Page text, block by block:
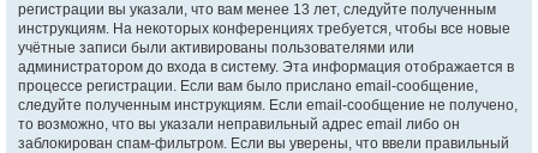
регистрации вы указали, что вам менее 13 лет, следуйте полученным
инструкциям. На некоторых конференциях требуется, чтобы все новые
учётные записи были активированы пользователями или
администратором до входа в систему. Эта информация отображается в
процессе регистрации. Если вам было прислано email-сообщение,
следуйте полученным инструкциям. Если email-сообщение не получено,
то возможно, что вы указали неправильный адрес email либо он
заблокирован спам-фильтром. Если вы уверены, что ввели правильный